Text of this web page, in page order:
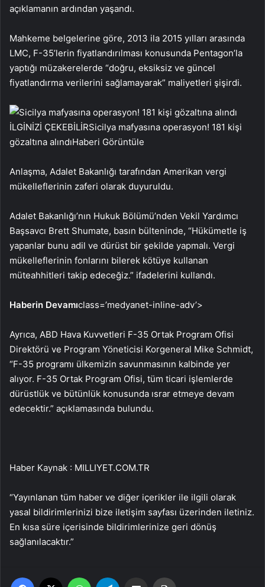
açıklamanın ardından yaşandı.
Mahkeme belgelerine göre, 2013 ila 2015 yılları arasında
LMC, F-35’lerin fiyatlandırılması konusunda Pentagon’la
yaptığı müzakerelerde “doğru, eksiksiz ve güncel
fiyatlandırma verilerini sağlamayarak” maliyetleri şişirdi.
İLGİNİZİ ÇEKEBİLİRSicilya mafyasına operasyon! 181 kişi
gözaltına alındıHaberi Görüntüle
Anlaşma, Adalet Bakanlığı tarafından Amerikan vergi
mükelleflerinin zaferi olarak duyuruldu.
Adalet Bakanlığı’nın Hukuk Bölümü’nden Vekil Yardımcı
Başsavcı Brett Shumate, basın bülteninde, “Hükümetle iş
yapanlar bunu adil ve dürüst bir şekilde yapmalı. Vergi
mükelleflerinin fonlarını bilerek kötüye kullanan
müteahhitleri takip edeceğiz.” ifadelerini kullandı.
Haberin Devamıclass=’medyanet-inline-adv’>
Ayrıca, ABD Hava Kuvvetleri F-35 Ortak Program Ofisi
Direktörü ve Program Yöneticisi Korgeneral Mike Schmidt,
“F-35 programı ülkemizin savunmasının kalbinde yer
alıyor. F-35 Ortak Program Ofisi, tüm ticari işlemlerde
dürüstlük ve bütünlük konusunda ısrar etmeye devam
edecektir.” açıklamasında bulundu.
Haber Kaynak : MILLIYET.COM.TR
“Yayınlanan tüm haber ve diğer içerikler ile ilgili olarak
yasal bildirimlerinizi bize iletişim sayfası üzerinden iletiniz.
En kısa süre içerisinde bildirimlerinize geri dönüş
sağlanılacaktır.”
Facebook WhatsApp Email'den paylaş